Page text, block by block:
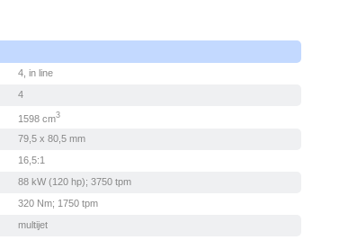
4, in line
4
1598 cm3
79,5 x 80,5 mm
16,5:1
88 kW (120 hp); 3750 tpm
320 Nm; 1750 tpm
multijet